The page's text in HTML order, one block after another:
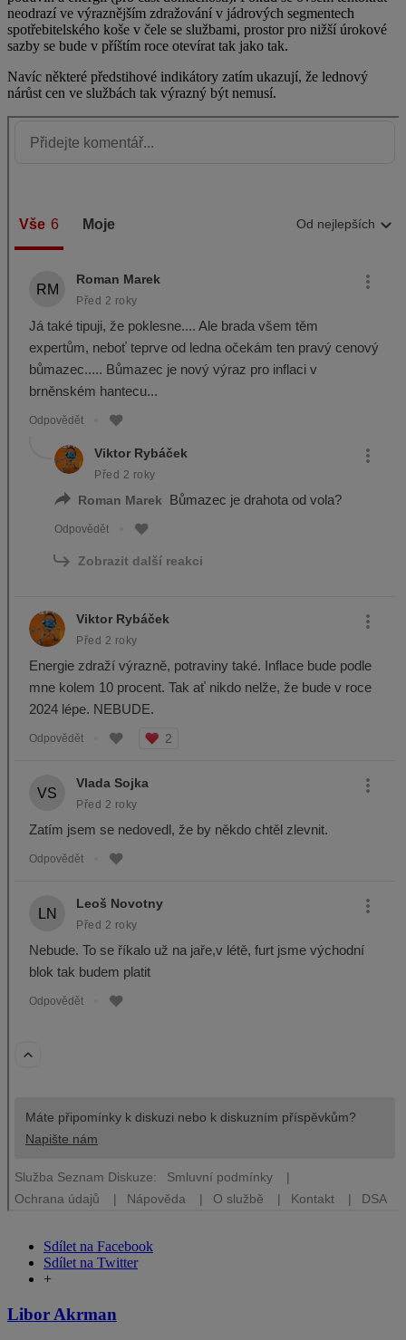
neodrazí ve výraznějším zdražování v jádrových segmentech
spotřebitelského koše v čele se službami, prostor pro nižší úrokové
sazby se bude v příštím roce otevírat tak jako tak.
Navíc některé předstihové indikátory zatím ukazují, že lednový
nárůst cen ve službách tak výrazný být nemusí.
Sdílet na Facebook
Sdílet na Twitter
+
Libor Akrman